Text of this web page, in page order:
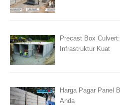
Precast Box
Infrastruktur Kuat
Harga Pagar Panel
Anda